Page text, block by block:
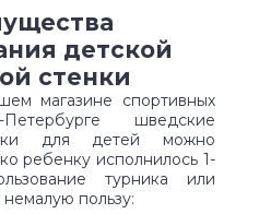
детской
стенки
магазине спортивных
шведские
для детей можно
ребенку исполнилось 1-
турника или
пользу: